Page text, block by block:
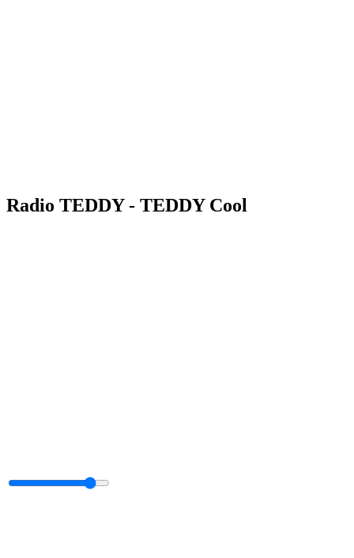
Radio TEDDY - TEDDY Cool